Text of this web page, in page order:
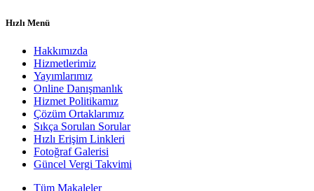
Hızlı Menü
Hakkımızda
Hizmetlerimiz
Yayımlarımız
Online Danışmanlık
Hizmet Politikamız
Çözüm Ortaklarımız
Sıkça Sorulan Sorular
Hızlı Erişim Linkleri
Fotoğraf Galerisi
Güncel Vergi Takvimi
Tüm Makaleler